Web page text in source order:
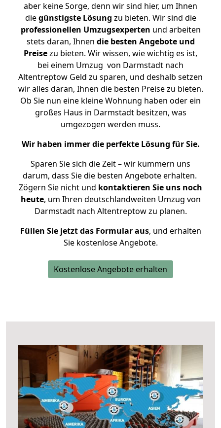
aber keine Sorge, denn wir sind hier, um Ihnen
diegünstigste Lösung zu bieten. Wir sind die
professionellen Umzugsexperten und arbeiten
stets daran, Ihnen die besten Angebote und
Preisezu bieten. Wir wissen, wie wichtig es ist,
bei einem Umzug von Darmstadt nach
Altentreptow Geld zu sparen, und deshalb setzen
wir alles daran, Ihnen die besten Preise zu bieten.
Ob Sie nun eine kleine Wohnung haben oder ein
großes Haus in Darmstadt besitzen, was
umgezogen werden muss.
Wir haben immer die perfekte Lösung für Sie.
Sparen Sie sich die Zeit – wir kümmern uns
darum, dass Sie die besten Angebote erhalten.
Zögern Sie nicht und kontaktieren Sie uns noch
heute, um Ihren deutschlandweiten Umzug von
Darmstadt nach Altentreptow zu planen.
Füllen Sie jetzt das Formular aus, und erhalten
Sie kostenlose Angebote.
Kostenlose Angebote erhalten